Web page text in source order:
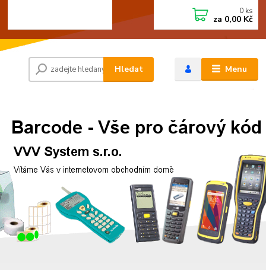
Menu
Hledat
0 ks
za 0,00 Kč